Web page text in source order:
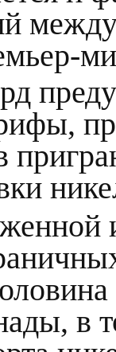
в
в